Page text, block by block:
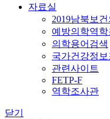
자료실
2019남북보
예방의학역학
의학용어검색
국가건강정
관련사이트
FETP-F
역학조사관
닫기